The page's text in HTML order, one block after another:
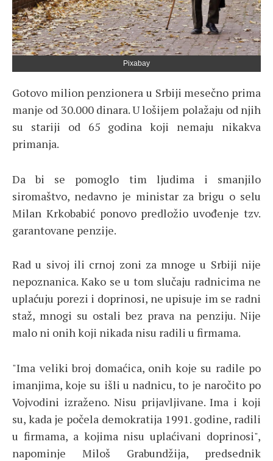
Pixabay
Gotovo milion penzionera u Srbiji mesečno prima
manje od 30.000 dinara. U lošijem polažaju od njih
su stariji od 65 godina koji nemaju nikakva
primanja.
Da bi se pomoglo tim ljudima i smanjilo
siromaštvo, nedavno je ministar za brigu o selu
Milan Krkobabić ponovo predložio uvođenje tzv.
garantovane penzije.
Rad u sivoj ili crnoj zoni za mnoge u Srbiji nije
nepoznanica. Kako se u tom slučaju radnicima ne
uplaćuju porezi i doprinosi, ne upisuje im se radni
staž, mnogi su ostali bez prava na penziju. Nije
malo ni onih koji nikada nisu radili u firmama.
"Ima veliki broj domaćica, onih koje su radile po
imanjima, koje su išli u nadnicu, to je naročito po
Vojvodini izraženo. Nisu prijavljivane. Ima i koji
su, kada je počela demokratija 1991. godine, radili
u firmama, a kojima nisu uplaćivani doprinosi",
napominje Miloš Grabundžija, predsednik